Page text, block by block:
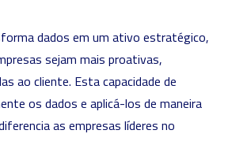
dados em um ativo estratégico,
sejam mais proativas,
ao cliente. Esta capacidade de
os dados e aplicá-los de maneira
as empresas líderes no